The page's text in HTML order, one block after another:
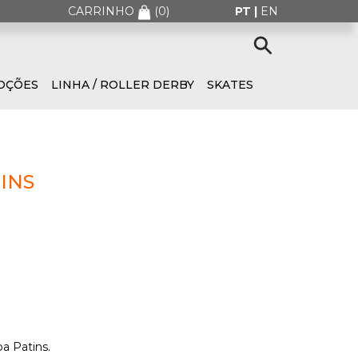
CARRINHO (0) PT | EN
LINHA / ROLLER DERBY SKATES
Patins.